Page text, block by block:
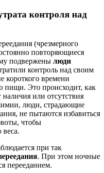
контроля над
(чрезмерного
повторяющиеся
подвержены люди
контроль над своим
короткого времени
пищи. Это происходит, как
или отсутствия
люди, страдающие
не пытаются избавиться
чтобы
веса.
при так
. При этом ночные
перееданием.